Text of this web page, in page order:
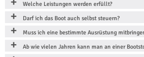
Welche Leistungen werden erfüllt?
Darf ich das Boot auch selbst steuern?
Muss ich eine bestimmte Ausrüstung
Ab wie vielen Jahren kann man an einer